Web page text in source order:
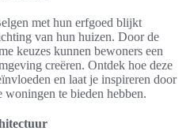
met hun erfgoed blijkt
van hun huizen. Door de
keuzes kunnen bewoners een
creëren. Ontdek hoe deze
en laat je inspireren door
te bieden hebben.